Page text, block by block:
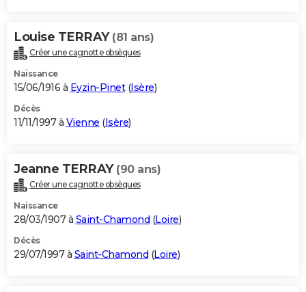
Louise TERRAY (81 ans)
Créer une cagnotte obsèques
Naissance
15/06/1916 à Eyzin-Pinet(Isère)
Décès
11/11/1997 à Vienne (Isère)
Jeanne TERRAY (90 ans)
Créer une cagnotte obsèques
Naissance
28/03/1907 à Saint-Chamond (Loire)
Décès
29/07/1997 à Saint-Chamond (Loire)